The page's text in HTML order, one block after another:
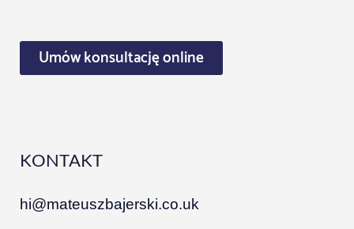
Umów konsultację online
KONTAKT
hi@mateuszbajerski.co.uk